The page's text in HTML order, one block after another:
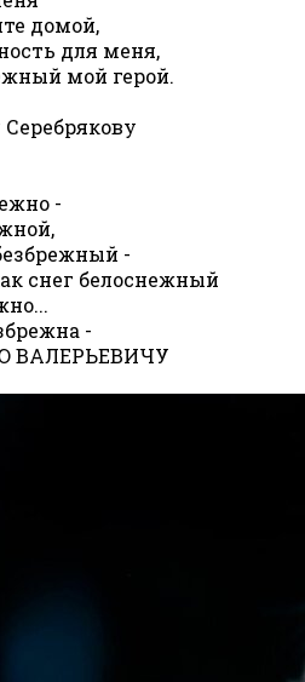
домой,
для меня,
мой герой.
-
-
снег белоснежный
-
ВАЛЕРЬЕВИЧУ